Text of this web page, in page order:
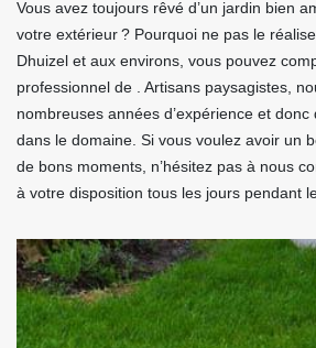
Vous avez toujours rêvé d’un jardin bien
votre extérieur ? Pourquoi ne pas le
Dhuizel et aux environs, vous pouvez
professionnel de . Artisans paysagistes,
nombreuses années d’expérience et
dans le domaine. Si vous voulez avoir un
de bons moments, n’hésitez pas à nous
à votre disposition tous les jours pendant